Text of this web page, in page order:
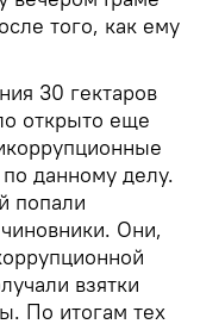
того, как ему
30 гектаров
открыто еще
данному делу.
попали
Они,
взятки
По итогам тех